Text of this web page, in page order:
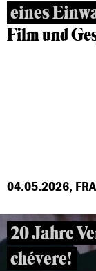
eines
Film und
04.05.2026,
20 Jahre
chévere!